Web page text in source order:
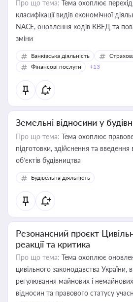
Про що тема: Тема охоплює перехід
класифікації видів економічної
NACE, оновлення кодів КВЕД та
зміни
Банківська діяльність
Фінансові послуги
+13
Земельні відносини у
Про що тема: Тема охоплює
підготовки, здійснення та введення
об’єктів будівництва
Будівельна діяльність
Резонансний проєкт
реакції та критика
Про що тема: Тема охоплює
цивільного законодавства
регулювання майнових і
відносин та правового статусу